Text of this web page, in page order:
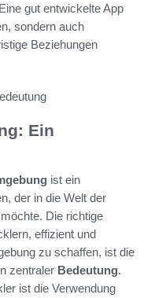
gut entwickelte App
sondern auch
Beziehungen
Ein
ist ein
der in die Welt der
Die richtige
effizient und
zu schaffen, ist die
zentraler Bedeutung.
ist die Verwendung